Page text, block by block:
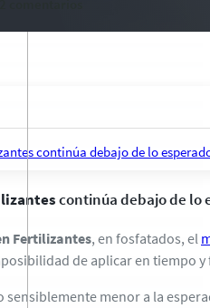
continúa debajo de lo
continúa debajo de lo
Fertilizantes, en fosfatados, el
de aplicar en tiempo
sensiblemente menor a la